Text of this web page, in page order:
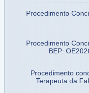
Procedimento
Procedimento
BEP:
Procedimento
Terapeuta da